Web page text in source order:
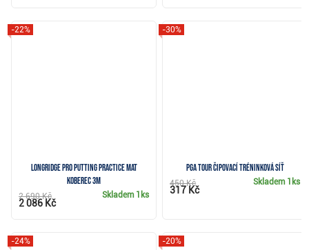
Longridge Pro Putting Practice Mat
koberec 3m
-22%
Skladem 1ks
2 690 Kč
2 086 Kč
PGA Tour čipovací tréninková síť
-30%
Skladem 1ks
450 Kč
317 Kč
-24% -20%